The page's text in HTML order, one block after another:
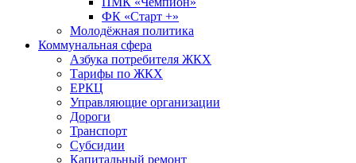
ФК «Старт +»
Молодёжная политика
Коммунальная сфера
Азбука потребителя ЖКХ
Тарифы по ЖКХ
ЕРКЦ
Управляющие организации
Дороги
Транспорт
Субсидии
Капитальный ремонт